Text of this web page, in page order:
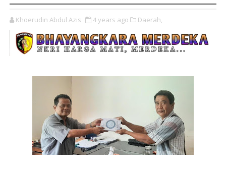
Khoerudin Abdul Azis 4 years ago Daerah,